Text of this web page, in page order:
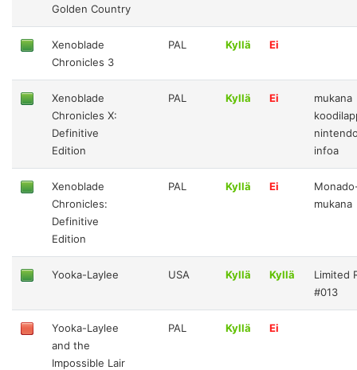
Golden Country
Xenoblade
Chronicles 3
PAL Kyllä Ei
Xenoblade
Chronicles X:
Definitive
Edition
PAL Kyllä Ei
mukana
infoa
Xenoblade
Chronicles:
Definitive
Edition
PAL Kyllä Ei
mukana
Yooka-Laylee USA Kyllä Kyllä
Limited
#013
Yooka-Laylee
and the
Impossible Lair
PAL Kyllä Ei